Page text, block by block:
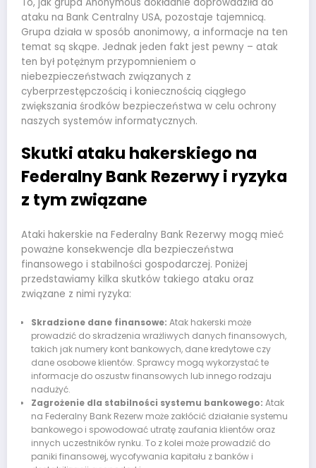
ataku na Bank Centralny USA, pozostaje tajemnicą.
Grupa działa w sposób anonimowy, a informacje na ten
temat są skąpe. Jednak jeden fakt jest pewny – atak
ten był potężnym przypomnieniem o
niebezpieczeństwach związanych z
cyberprzestępczością i koniecznością ciągłego
zwiększania środków bezpieczeństwa w celu ochrony
naszych systemów informatycznych.
Skutki ataku hakerskiego na
Federalny Bank Rezerwy i ryzyka
z tym związane
Ataki hakerskie na Federalny Bank Rezerwy mogą mieć
poważne konsekwencje dla bezpieczeństwa
finansowego i stabilności gospodarczej. Poniżej
przedstawiamy kilka skutków takiego ataku oraz
związane z nimi ryzyka:
Skradzione dane finansowe: Atak hakerski może
prowadzić do skradzenia wrażliwych danych finansowych,
takich jak numery kont bankowych, dane kredytowe czy
dane osobowe klientów. Sprawcy mogą wykorzystać te
informacje do oszustw finansowych lub innego rodzaju
nadużyć.
Zagrożenie dla stabilności systemu bankowego: Atak
na Federalny Bank Rezerw może zakłócić działanie systemu
bankowego i spowodować utratę zaufania klientów oraz
innych uczestników rynku. To z kolei może prowadzić do
paniki finansowej, wycofywania kapitału z banków i